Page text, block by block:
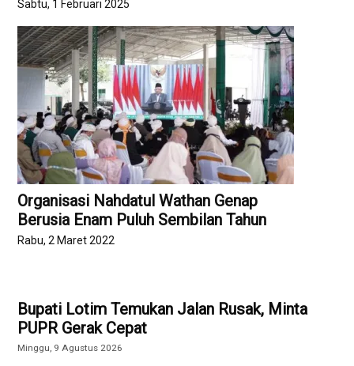
Sabtu, 1 Februari 2025
Organisasi Nahdatul Wathan Genap
Berusia Enam Puluh Sembilan Tahun
Rabu, 2 Maret 2022
Bupati Lotim Temukan Jalan Rusak, Minta
PUPR Gerak Cepat
Minggu, 9 Agustus 2026